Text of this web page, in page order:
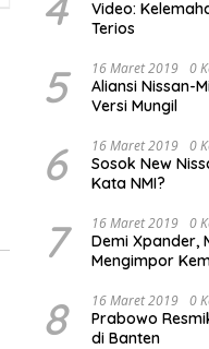
Video:
Terios
5 16 Maret 2019 0
Aliansi Nissan-
Versi Mungil
6 16 Maret 2019 0
Sosok New
Kata NMI?
7 16 Maret 2019 0
Demi Xpander,
Mengimpor
8 16 Maret 2019 0
Prabowo
di Banten